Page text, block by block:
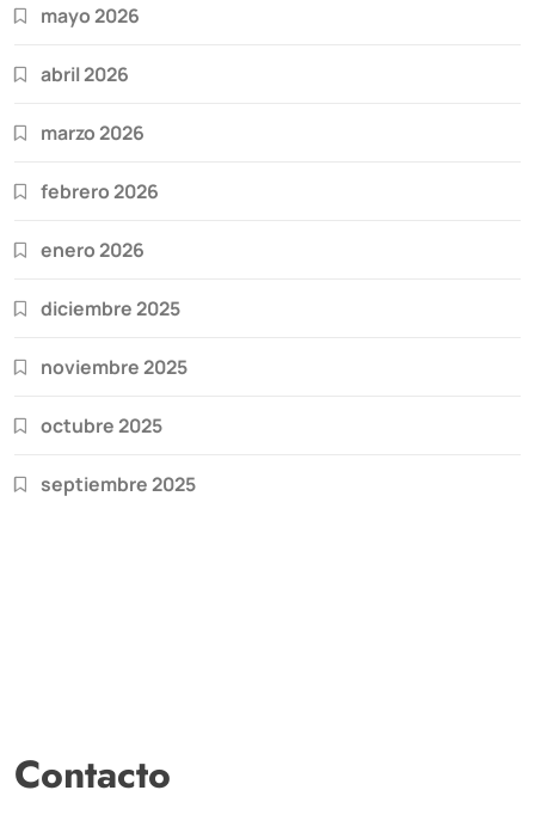
mayo 2026
abril 2026
marzo 2026
febrero 2026
enero 2026
diciembre 2025
noviembre 2025
octubre 2025
septiembre 2025
Contacto